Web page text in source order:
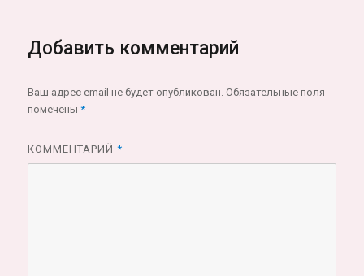
Добавить комментарий
Ваш адрес email не будет опубликован. Обязательные поля
помечены*
КОММЕНТАРИЙ*